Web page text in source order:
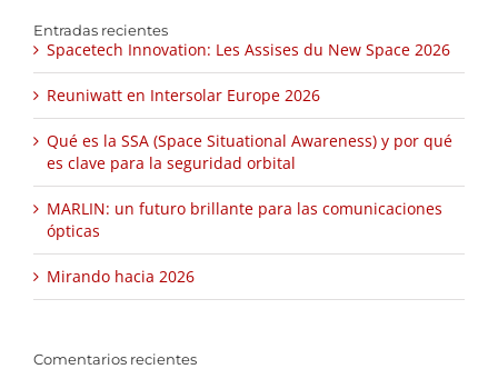
Entradas recientes
Spacetech Innovation: Les Assises du New Space 2026
Reuniwatt en Intersolar Europe 2026
Qué es la SSA (Space Situational Awareness) y por qué
es clave para la seguridad orbital
MARLIN: un futuro brillante para las comunicaciones
ópticas
Mirando hacia 2026
Comentarios recientes